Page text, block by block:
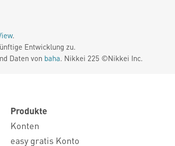
.
Entwicklung zu.
Daten von baha. Nikkei 225 ©Nikkei Inc.
Produkte
Konten
easy gratis Konto